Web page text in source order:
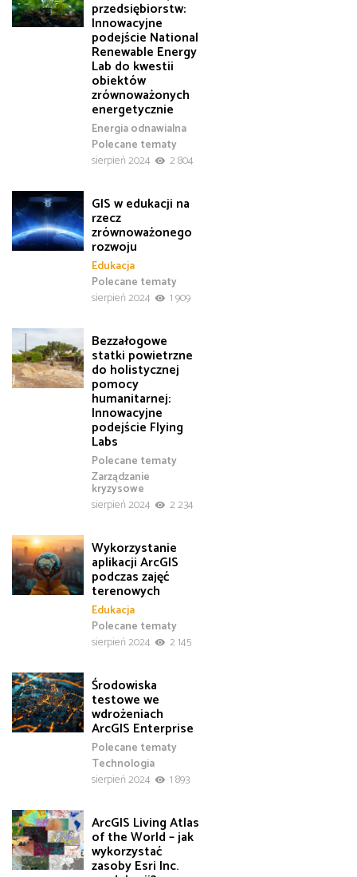
przedsiębiorstw:
Innowacyjne
podejście National
Renewable Energy
Lab do kwestii
obiektów
zrównoważonych
energetycznie
Energia odnawialna
Polecane tematy
sierpień 2024
2 804
GIS w edukacji na
rzecz
zrównoważonego
rozwoju
Edukacja
Polecane tematy
sierpień 2024
1 909
Bezzałogowe
statki powietrzne
do holistycznej
pomocy
humanitarnej:
Innowacyjne
podejście Flying
Labs
Polecane tematy
Zarządzanie
kryzysowe
sierpień 2024
2 234
Wykorzystanie
aplikacji ArcGIS
podczas zajęć
terenowych
Edukacja
Polecane tematy
sierpień 2024
2 145
Środowiska
testowe we
wdrożeniach
ArcGIS Enterprise
Polecane tematy
Technologia
sierpień 2024
1 893
ArcGIS Living Atlas
of the World – jak
wykorzystać
zasoby Esri Inc.